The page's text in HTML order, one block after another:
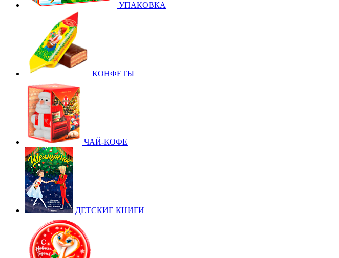
УПАКОВКА
КОНФЕТЫ
ЧАЙ-КОФЕ
ДЕТСКИЕ КНИГИ